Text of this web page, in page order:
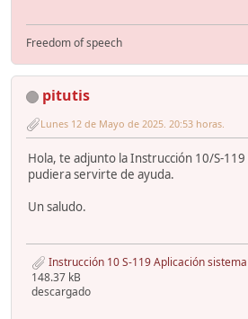
Freedom of speech
pitutis
Lunes 12 de Mayo de 2025. 20:53 horas.
Hola, te adjunto la Instrucción 10/S-119
pudiera servirte de ayuda.
Un saludo.
Instrucción 10 S-119 Aplicación sistema permiso por
148.37 kB
descargado